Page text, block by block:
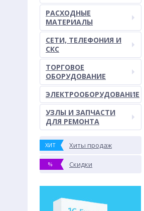
РАСХОДНЫЕ
МАТЕРИАЛЫ
СЕТИ, ТЕЛЕФОНИЯ И
СКС
ТОРГОВОЕ
ОБОРУДОВАНИЕ
ЭЛЕКТРООБОРУДОВАНИЕ
УЗЛЫ И ЗАПЧАСТИ
ДЛЯ РЕМОНТА
ХИТ Хиты продаж
% Скидки